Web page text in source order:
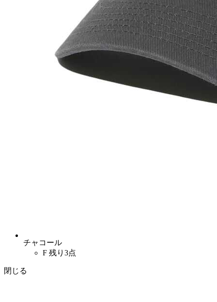
チャコール
F 残り3点
閉じる